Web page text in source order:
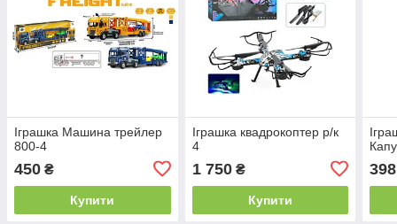
Іграшка Машина трейлер
800-4
450 ₴
Купити
Іграшка квадрокоптер р/к
4
1 750₴
Купити
398